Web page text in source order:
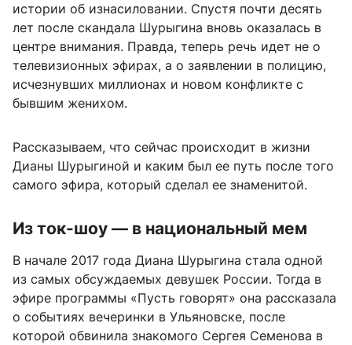
истории об изнасиловании. Спустя почти десять
лет после скандала Шурыгина вновь оказалась в
центре внимания. Правда, теперь речь идет не о
телевизионных эфирах, а о заявлении в полицию,
исчезнувших миллионах и новом конфликте с
бывшим женихом.
Рассказываем, что сейчас происходит в жизни
Дианы Шурыгиной и каким был ее путь после того
самого эфира, который сделал ее знаменитой.
Из ток-шоу — в национальный мем
В начале 2017 года Диана Шурыгина стала одной
из самых обсуждаемых девушек России. Тогда в
эфире программы «Пусть говорят» она рассказала
о событиях вечеринки в Ульяновске, после
которой обвинила знакомого Сергея Семенова в